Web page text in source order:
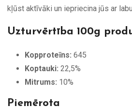
kļūst aktīvāki un iepriecina jūs ar
Uzturvērtība 100g
Kopproteīns: 645
Koptauki: 22,5%
Mitrums: 10%
Piemērota